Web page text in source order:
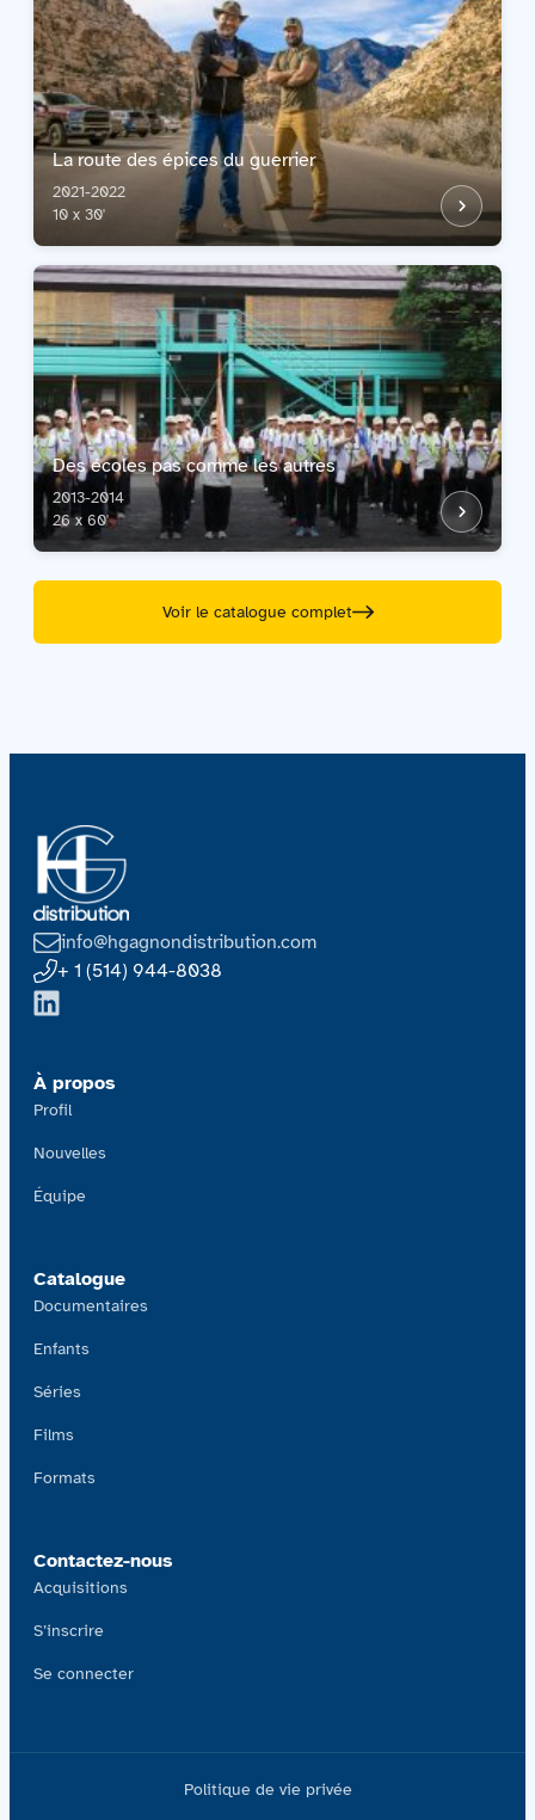
La route des épices du guerrier
2021-2022
10 x 30'
Des écoles pas comme les autres
2013-2014
26 x 60'
Voir le catalogue complet
info@hgagnondistribution.com
+ 1 (514) 944-8038
À propos
Profil
Nouvelles
Équipe
Catalogue
Documentaires
Enfants
Séries
Films
Formats
Contactez-nous
Acquisitions
S’inscrire
Se connecter
Politique de vie privée